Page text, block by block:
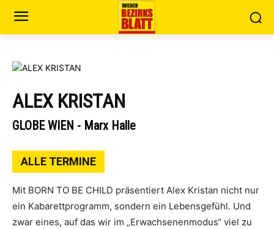
ALEX KRISTAN
GLOBE WIEN - Marx Halle
ALLE TERMINE
Mit BORN TO BE CHILD präsentiert Alex Kristan nicht nur
ein Kabarettprogramm, sondern ein Lebensgefühl. Und
zwar eines, auf das wir im „Erwachsenenmodus“ viel zu